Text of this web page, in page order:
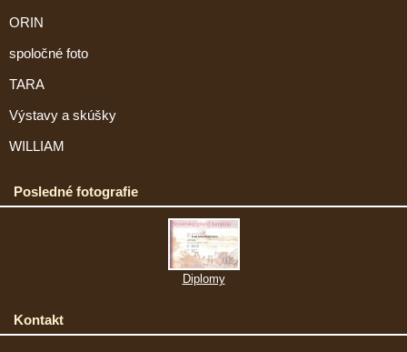
ORIN
spoločné foto
TARA
Výstavy a skúšky
WILLIAM
Posledné fotografie
Diplomy
Kontakt